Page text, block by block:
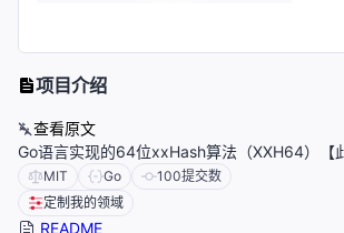
项目介绍
查看原文
Go语言实现的64位xxHash算法（XXH64）【
MIT Go 100提交数
定制我的领域
README